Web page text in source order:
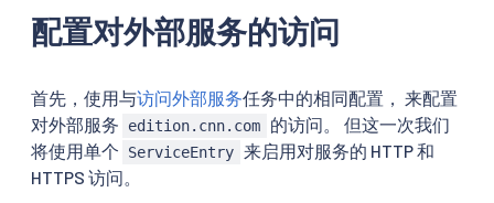
配置对外部服务的访问
首先，使用与访问外部服务任务中的相同配置， 来配置
对外部服务
edition.cnn.com
的访问。 但这一次我们
将使用单个
ServiceEntry 来启用对服务的 HTTP 和
HTTPS 访问。